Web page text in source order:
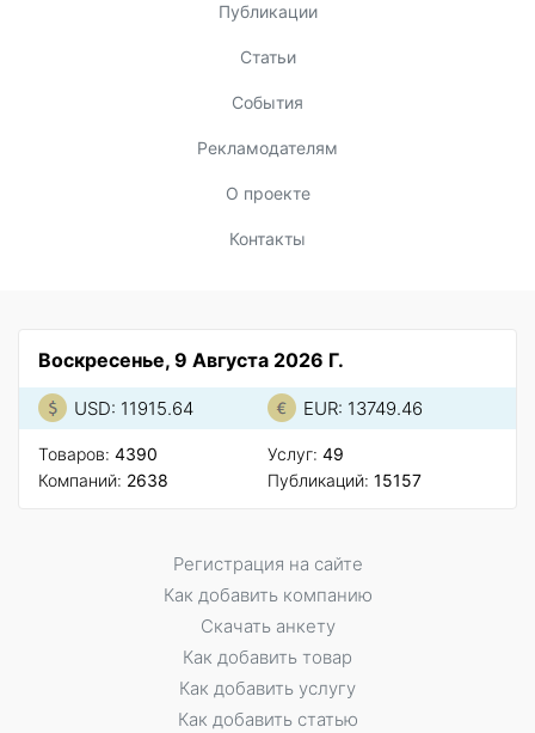
Публикации
Статьи
События
Рекламодателям
О проекте
Контакты
Воскресенье, 9 Августа 2026 Г.
USD: 11915.64 EUR: 13749.46
Товаров: 4390
Компаний: 2638
Услуг: 49
Публикаций: 15157
Регистрация на сайте
Как добавить компанию
Скачать анкету
Как добавить товар
Как добавить услугу
Как добавить статью